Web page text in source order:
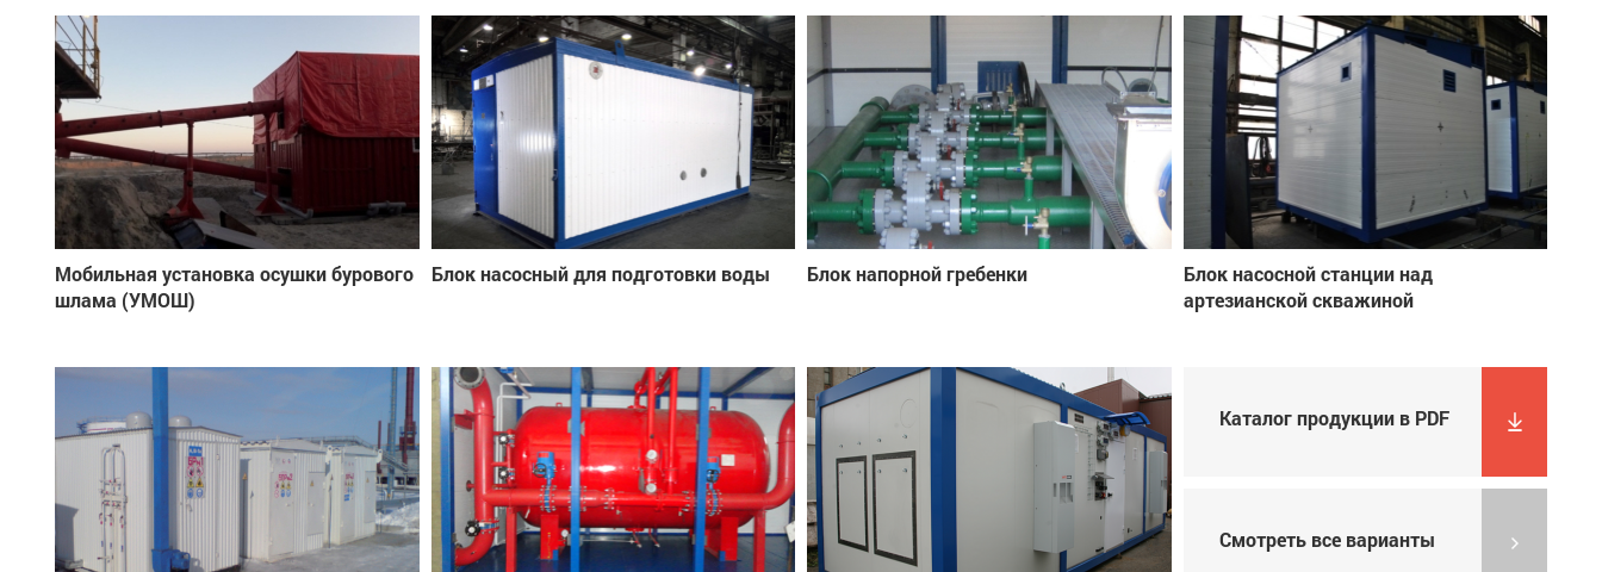
Мобильная установка осушки бурового
шлама (УМОШ)
Блок насосный для подготовки воды Блок напорной гребенки
Блок насосной станции над
артезианской скважиной
Каталог продукции в PDF
Смотреть все варианты